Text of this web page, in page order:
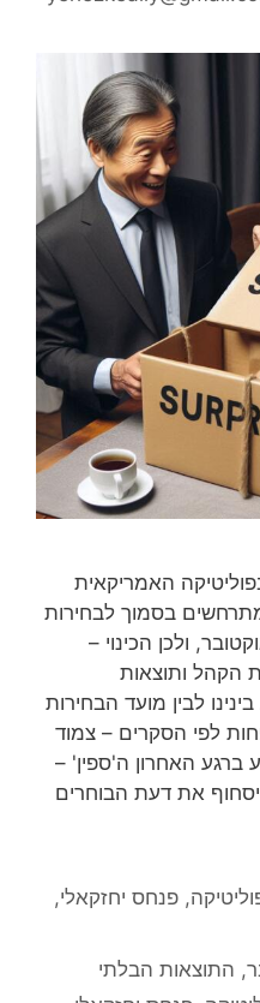
האמריקאית
בסמוך לבחירות
ולכן הכינוי –
הקהל ותוצאות
לבין מועד הבחירות
לפי הסקרים – צמוד
האחרון ה'ספין' –
את דעת הבוחרים
,פנחס יחזקאלי,
, התוצאות הבלתי